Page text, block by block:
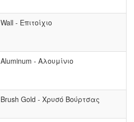
Wall - Επιτοίχιο
Aluminum - Αλουμίνιο
Brush Gold - Χρυσό Βούρτσας